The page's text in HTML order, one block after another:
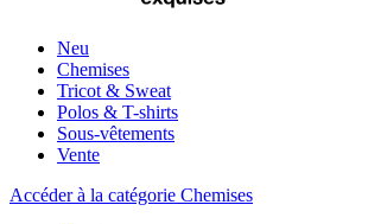
Neu
Chemises
Tricot & Sweat
Polos & T-shirts
Sous-vêtements
Vente
Accéder à la catégorie Chemises